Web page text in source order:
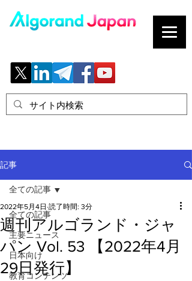
記事
全ての記事
主要ニュース
日本向け
教育コンテンツ
全ての記事
週刊アルゴランド・ジャ
パン Vol. 53 【2022年4月
29日発行】
2022年5月4日 読了時間: 3分